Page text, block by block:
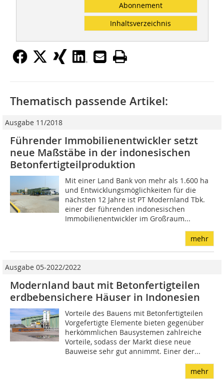
Abonnement
Inhaltsverzeichnis
Thematisch passende Artikel:
Ausgabe 11/2018
Führender Immobilienentwickler setzt
neue Maßstäbe in der indonesischen
Betonfertigteilproduktion
Mit einer Land Bank von mehr als 1.600 ha
und Entwicklungsmöglichkeiten für die
nächsten 12 Jahre ist PT Modernland Tbk.
einer der führenden indonesischen
Immobilienentwickler im Großraum...
mehr
Ausgabe 05-2022/2022
Modernland baut mit Betonfertigteilen
erdbebensichere Häuser in Indonesien
Vorteile des Bauens mit Betonfertigteilen
Vorgefertigte Elemente bieten gegenüber
herkömmlichen Bausystemen zahlreiche
Vorteile, sodass der Markt diese neue
Bauweise sehr gut annimmt. Einer der...
mehr